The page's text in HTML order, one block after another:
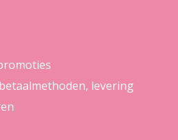
levering